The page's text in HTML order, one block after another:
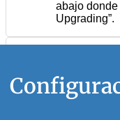
abajo donde
Upgrading”.